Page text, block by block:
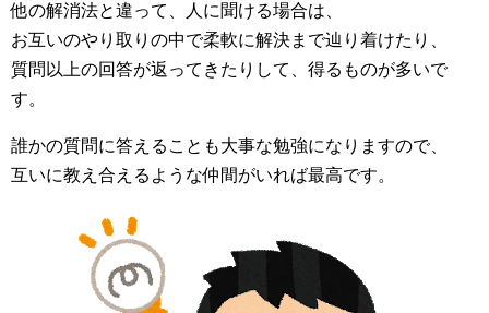
他の解消法と違って、人に聞ける場合は、
お互いのやり取りの中で柔軟に解決まで辿り着けたり、
質問以上の回答が返ってきたりして、得るものが多いで
す。
誰かの質問に答えることも大事な勉強になりますので、
互いに教え合えるような仲間がいれば最高です。